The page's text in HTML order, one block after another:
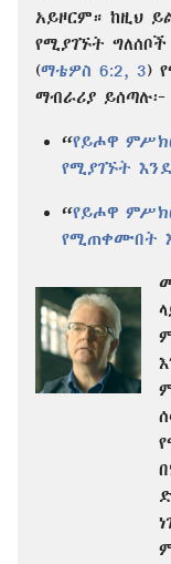
አይዞርም። ከዚህ
የሚያገኙት
(ማቴዎስ 6:2, 3)
ማብራሪያ ይሰጣሉ፦
“የይሖዋ
የሚያገኙት
“የይሖዋ
የሚጠቀሙበት